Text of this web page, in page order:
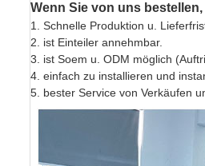
Wenn Sie von uns
1. Schnelle Produktion u.
2. ist Einteiler annehmbar.
3. ist Soem u. ODM möglich
4. einfach zu installieren und
5. bester Service von Verkäufen